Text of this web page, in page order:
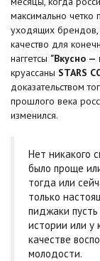
максимально четко
уходящих брендов,
качество для
наггетсы "Вкусно —
круассаны STARS
доказательством
прошлого века
изменился.
Нет никакого
было проще
тогда или
только
пиджаки
истории или у
качестве
молодости.